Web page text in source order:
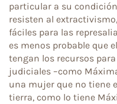
particular a su
resisten al
fáciles para las
es menos probable que
tengan los recursos
judiciales –como
una mujer que no tiene
tierra, como lo tiene